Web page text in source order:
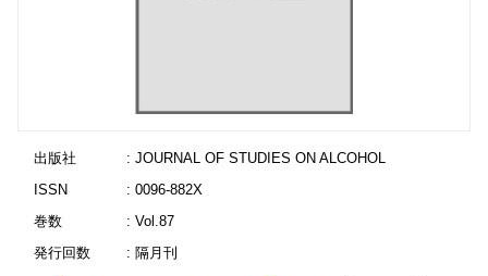
出版社
: JOURNAL OF STUDIES ON ALCOHOL
ISSN
: 0096-882X
巻数
: Vol.87
発行回数
: 隔月刊